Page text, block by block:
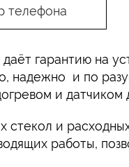
гарантию на
надежно и по
и датчиком
стекол и
работы,